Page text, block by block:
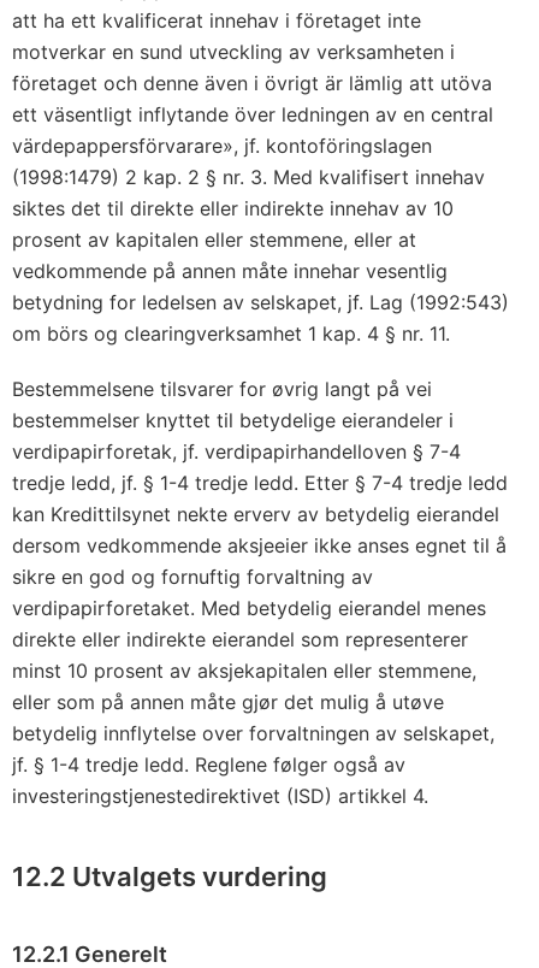
att ha ett kvalificerat innehav i företaget inte
motverkar en sund utveckling av verksamheten i
företaget och denne även i övrigt är lämlig att utöva
ett väsentligt inflytande över ledningen av en central
värdepappersförvarare», jf. kontoföringslagen
(1998:1479) 2 kap. 2 § nr. 3. Med kvalifisert innehav
siktes det til direkte eller indirekte innehav av 10
prosent av kapitalen eller stemmene, eller at
vedkommende på annen måte innehar vesentlig
betydning for ledelsen av selskapet, jf. Lag (1992:543)
om börs og clearingverksamhet 1 kap. 4 § nr. 11.
Bestemmelsene tilsvarer for øvrig langt på vei
bestemmelser knyttet til betydelige eierandeler i
verdipapirforetak, jf. verdipapirhandelloven § 7-4
tredje ledd, jf. § 1-4 tredje ledd. Etter § 7-4 tredje ledd
kan Kredittilsynet nekte erverv av betydelig eierandel
dersom vedkommende aksjeeier ikke anses egnet til å
sikre en god og fornuftig forvaltning av
verdipapirforetaket. Med betydelig eierandel menes
direkte eller indirekte eierandel som representerer
minst 10 prosent av aksjekapitalen eller stemmene,
eller som på annen måte gjør det mulig å utøve
betydelig innflytelse over forvaltningen av selskapet,
jf. § 1-4 tredje ledd. Reglene følger også av
investeringstjenestedirektivet (ISD) artikkel 4.
12.2 Utvalgets vurdering
12.2.1 Generelt